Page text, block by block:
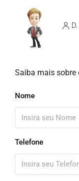
Saiba mais sobre
Nome
Telefone